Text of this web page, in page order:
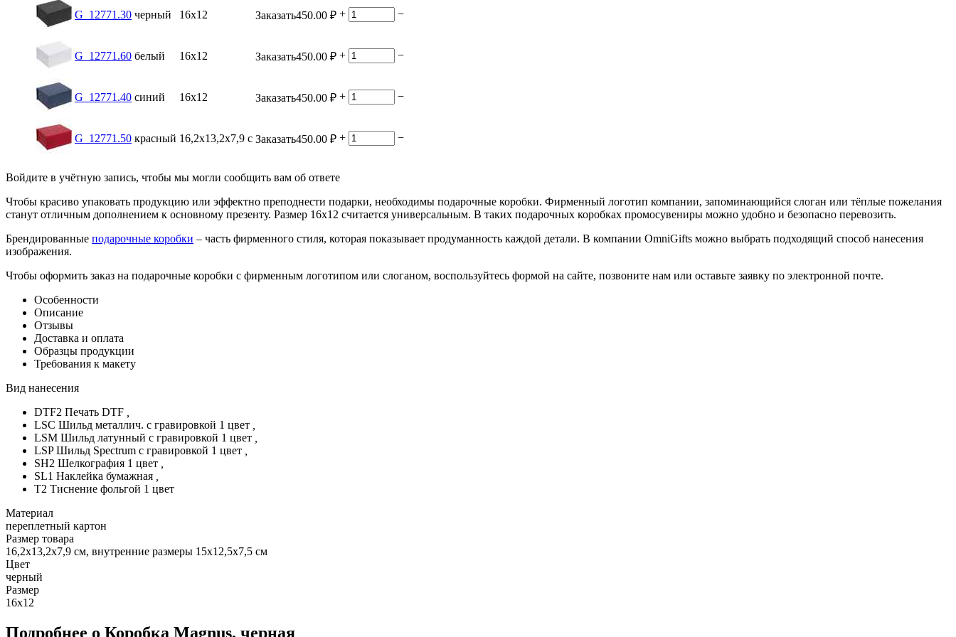
G_12771.30 черный 16х12 Заказать450.00 ₽ + −
G_12771.60 белый 16х12 Заказать450.00 ₽ + −
G_12771.40 синий 16х12 Заказать450.00 ₽ + −
G_12771.50 красный 16,2х13,2х7,9 с Заказать450.00 ₽ + −
Войдите в учётную запись, чтобы мы могли сообщить вам об ответе
Чтобы красиво упаковать продукцию или эффектно преподнести подарки, необходимы подарочные коробки. Фирменный логотип компании, запоминающийся слоган или тёплые пожелания
станут отличным дополнением к основному презенту. Размер 16х12 считается универсальным. В таких подарочных коробках промосувениры можно удобно и безопасно перевозить.
Брендированные подарочные коробки – часть фирменного стиля, которая показывает продуманность каждой детали. В компании OmniGifts можно выбрать подходящий способ нанесения
изображения.
Чтобы оформить заказ на подарочные коробки с фирменным логотипом или слоганом, воспользуйтесь формой на сайте, позвоните нам или оставьте заявку по электронной почте.
Особенности
Описание
Отзывы
Доставка и оплата
Образцы продукции
Требования к макету
Вид нанесения
DTF2 Печать DTF
LSC Шильд металлич. с гравировкой 1 цвет
LSM Шильд латунный с гравировкой 1 цвет
LSP Шильд Spectrum с гравировкой 1 цвет
SH2 Шелкография 1 цвет
SL1 Наклейка бумажная
T2 Тиснение фольгой 1 цвет
Материал
переплетный картон
Размер товара
16,2х13,2х7,9 см, внутренние размеры 15х12,5х7,5 см
Цвет
черный
Размер
16х12
Подробнее о Коробка Magnus, черная